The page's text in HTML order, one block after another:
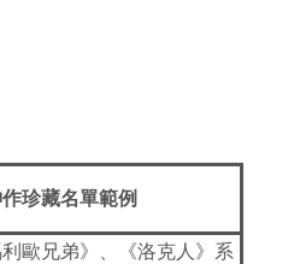
珍藏名單範例
利歐兄弟》、《洛克人》系